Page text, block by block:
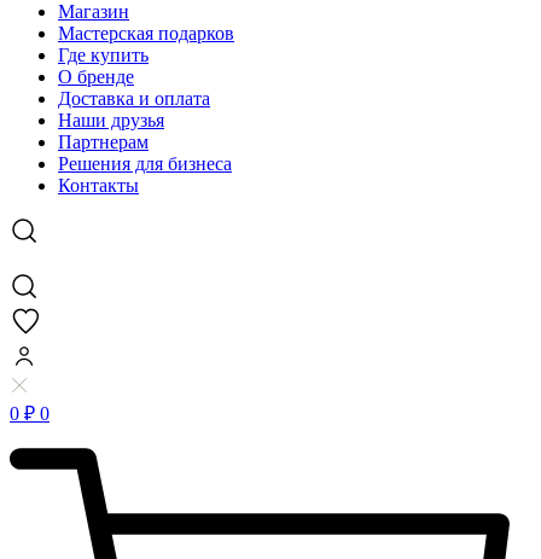
Магазин
Мастерская подарков
Где купить
О бренде
Доставка и оплата
Наши друзья
Партнерам
Решения для бизнеса
Контакты
0 ₽ 0